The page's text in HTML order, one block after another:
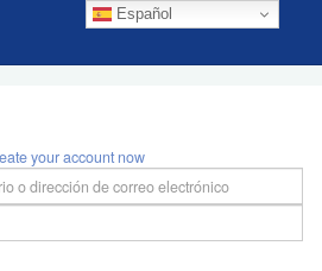
Español
your account now